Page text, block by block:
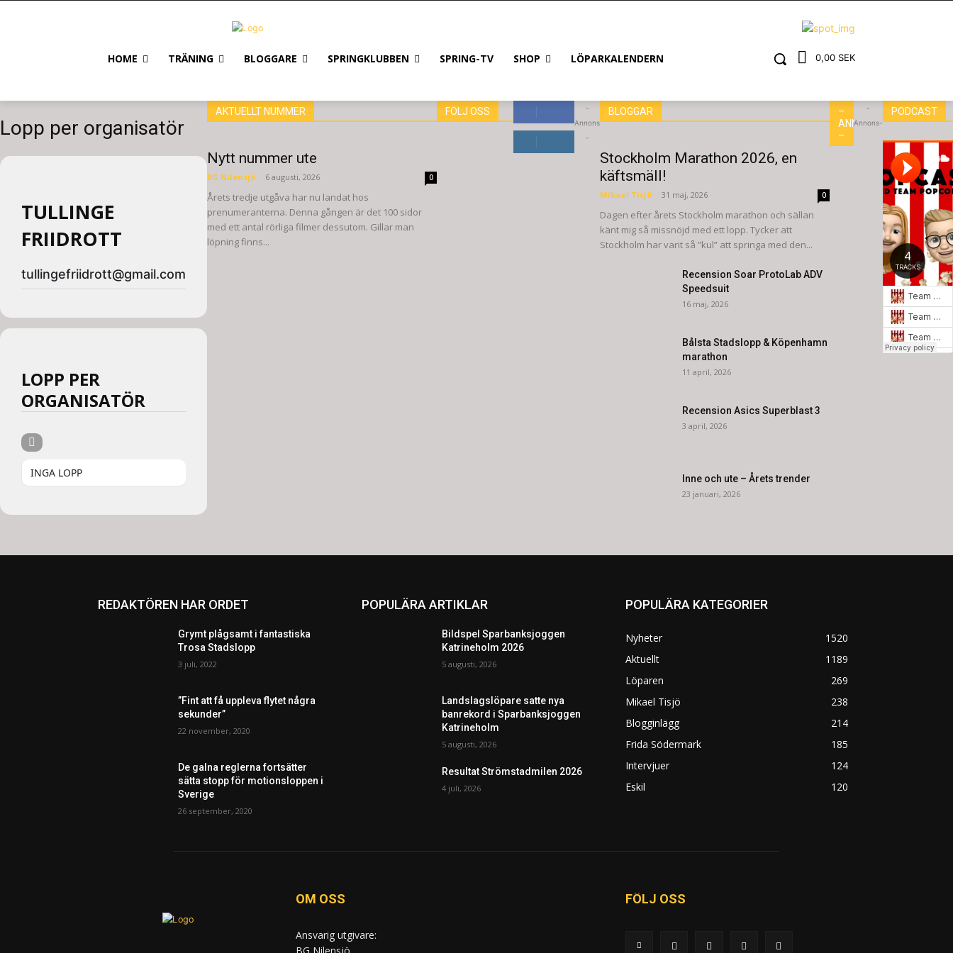
0,00 SEK
HOME TRÄNING BLOGGARE SPRINGKLUBBEN SPRING-TV SHOP LÖPARKALENDERN
Lopp per organisatör
TULLINGE
FRIIDROTT
tullingefriidrott@gmail.com
LOPP PER
ORGANISATÖR
INGA LOPP
AKTUELLT NUMMER
Nytt nummer ute
BG Nilensjö 6 augusti, 2026 0
Årets tredje utgåva har nu landat hos
prenumeranterna. Denna gången är det 100 sidor
med ett antal rörliga filmer dessutom. Gillar man
löpning finns...
FÖLJ OSS
8,660 Fans
GILLA
6,714 Följare
-
Annons
-
BLOGGAR
Stockholm Marathon 2026, en
käftsmäll!
Mikael Tisjö 31 maj, 2026 0
Dagen efter årets Stockholm marathon och sällan
känt mig så missnöjd med ett lopp. Tycker att
Stockholm har varit så ”kul” att springa med den...
Recension Soar ProtoLab ADV
Speedsuit
16 maj, 2026
Bålsta Stadslopp & Köpenhamn
marathon
11 april, 2026
Recension Asics Superblast 3
3 april, 2026
Inne och ute – Årets trender
23 januari, 2026
–
ANNONS
–
-
Annons-
PODCAST
REDAKTÖREN HAR ORDET
Grymt plågsamt i fantastiska
Trosa Stadslopp
3 juli, 2022
”Fint att få uppleva flytet några
sekunder”
22 november, 2020
De galna reglerna fortsätter
sätta stopp för motionsloppen i
Sverige
26 september, 2020
POPULÄRA ARTIKLAR
Bildspel Sparbanksjoggen
Katrineholm 2026
5 augusti, 2026
Landslagslöpare satte nya
banrekord i Sparbanksjoggen
Katrineholm
5 augusti, 2026
Resultat Strömstadmilen 2026
4 juli, 2026
POPULÄRA KATEGORIER
Nyheter
1520
Aktuellt
1189
Löparen
269
Mikael Tisjö
238
Blogginlägg
214
Frida Södermark
185
Intervjuer
124
Eskil
120
OM OSS
Ansvarig utgivare:
FÖLJ OSS